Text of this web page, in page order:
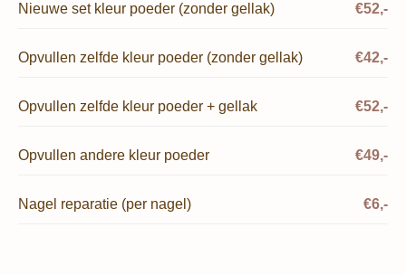
Nieuwe set kleur poeder (zonder gellak) €52,-
Opvullen zelfde kleur poeder (zonder gellak) €42,-
Opvullen zelfde kleur poeder + gellak €52,-
Opvullen andere kleur poeder €49,-
Nagel reparatie (per nagel) €6,-